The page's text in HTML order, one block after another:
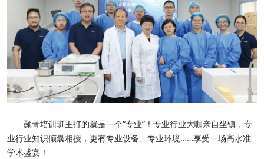
颞骨培训班主打的就是一个“专业”！专业行业大咖亲自坐镇，专
业行业知识倾囊相授，更有专业设备、专业环境……享受一场高水准
学术盛宴！